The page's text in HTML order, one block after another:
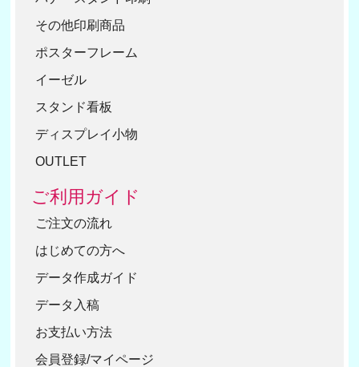
その他印刷商品
ポスターフレーム
イーゼル
スタンド看板
ディスプレイ小物
OUTLET
ご利用ガイド
ご注文の流れ
はじめての方へ
データ作成ガイド
データ入稿
お支払い方法
会員登録/マイページ